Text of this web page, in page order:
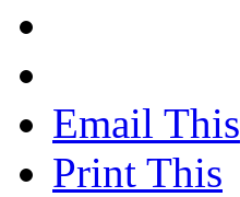
Email This
Print This